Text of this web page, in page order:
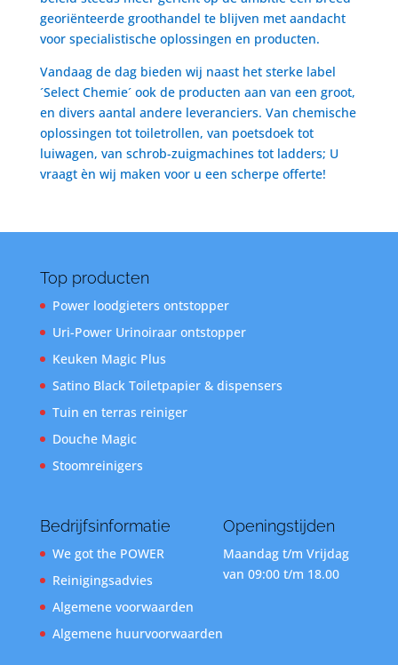
georiënteerde groothandel te blijven met aandacht
voor specialistische oplossingen en producten.
Vandaag de dag bieden wij naast het sterke label
´Select Chemie´ ook de producten aan van een groot,
en divers aantal andere leveranciers. Van chemische
oplossingen tot toiletrollen, van poetsdoek tot
luiwagen, van schrob-zuigmachines tot ladders; U
vraagt èn wij maken voor u een scherpe offerte!
Top producten
Power loodgieters ontstopper
Uri-Power Urinoiraar ontstopper
Keuken Magic Plus
Satino Black Toiletpapier & dispensers
Tuin en terras reiniger
Douche Magic
Stoomreinigers
Bedrijfsinformatie
We got the POWER
Reinigingsadvies
Algemene voorwaarden
Algemene huurvoorwaarden
Openingstijden
Maandag t/m Vrijdag
van 09:00 t/m 18.00